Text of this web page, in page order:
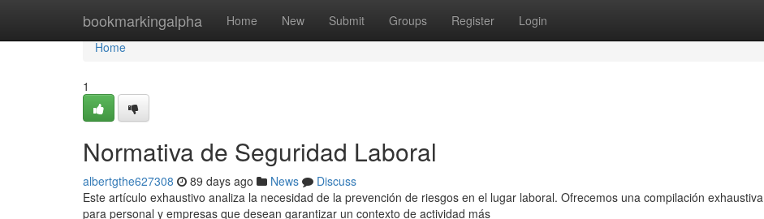
bookmarkingalpha Home New Submit Groups Register Login
Home
Home
1
Normativa de Seguridad Laboral
albertgthe627308 89 days ago News
Discuss
Este artículo exhaustivo analiza la necesidad de la prevención de riesgos en el lugar laboral. Ofrecemos una compilación exhaustiva
para personal y empresas que desean garantizar un contexto de actividad más